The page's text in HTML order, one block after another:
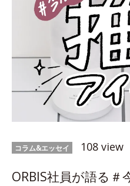
コラム&エッセイ 108 view
ORBIS社員が語る＃